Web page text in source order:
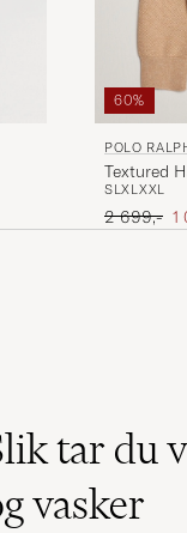
60%
POLO
Textured
SLXL XXL
Ordinær
2 699,- 1
tar du
vasker